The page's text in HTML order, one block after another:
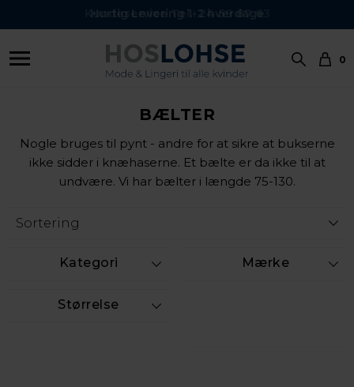
Hurtig Levering 1-2 hverdage
Kundeservice Tel.: 24 59 87 63
0
BÆLTER
Nogle bruges til pynt - andre for at sikre at bukserne
ikke sidder i knæhaserne. Et bælte er da ikke til at
undvære. Vi har bælter i længde 75-130.
Kategori Mærke
Størrelse